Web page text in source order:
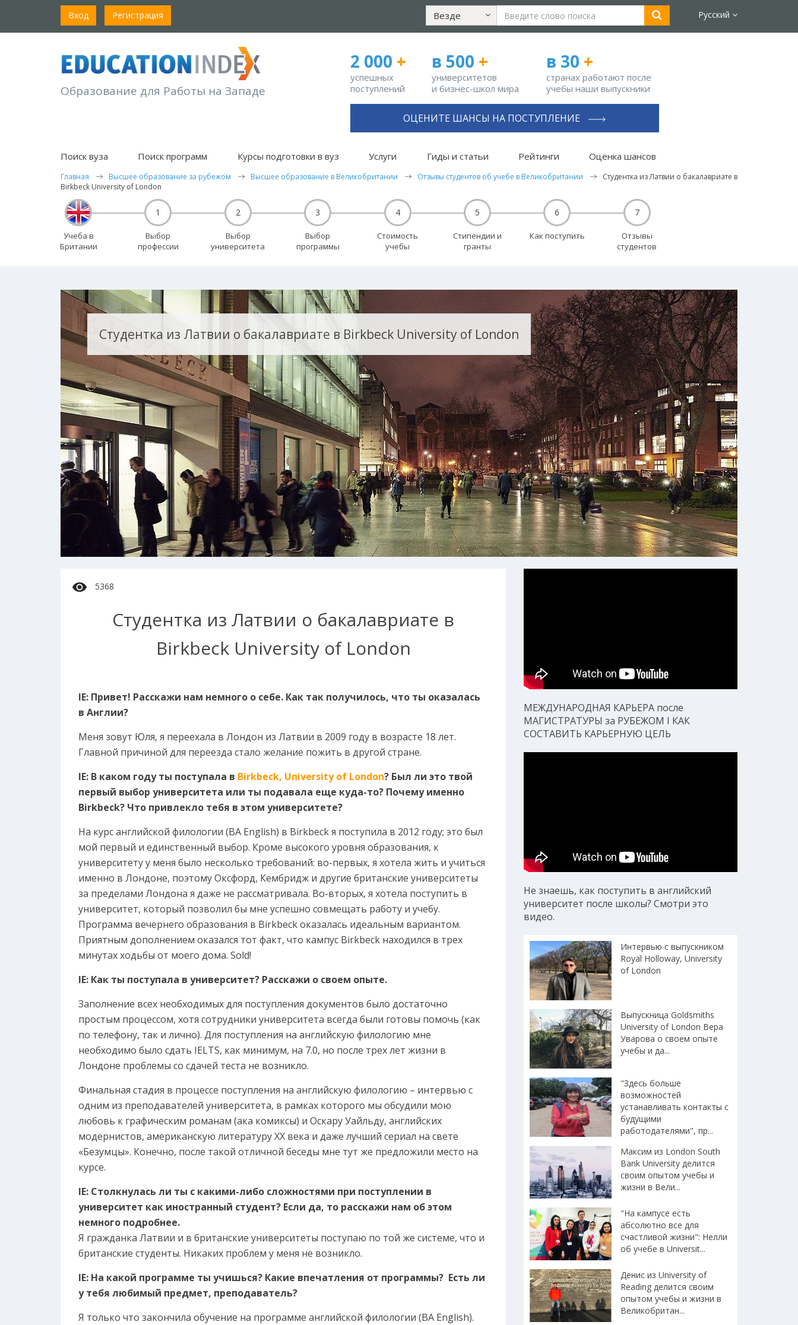
Вход Регистрация Везде Русский
Образование для Работы на Западе
2 000 +
успешных
поступлений
в 500 +
университетов
и бизнес-школ мира
в 30 +
странах работают после
учебы наши выпускники
ОЦЕНИТЕ ШАНСЫ НА ПОСТУПЛЕНИЕ
Поиск вуза Поиск программ Курсы подготовки в вуз Услуги Гиды и статьи Рейтинги Оценка шансов
Главная Высшее образование за рубежом Высшее образование в Великобритании Отзывы студентов об учебе в Великобритании
Студентка из Латвии о бакалавриате в
Birkbeck University of London
Учеба в
Британии
1
Выбор
профессии
2
Выбор
университета
3
Выбор
программы
4
Стоимость
учебы
5
Стипендии и
гранты
6
Как поступить
7
Отзывы
студентов
Студентка из Латвии о бакалавриате в Birkbeck University of London
5368
Студентка из Латвии о бакалавриате в
Birkbeck University of London
IE: Привет! Расскажи нам немного о себе. Как так получилось, что ты оказалась
в Англии?
Меня зовут Юля, я переехала в Лондон из Латвии в 2009 году в возрасте 18 лет.
Главной причиной для переезда стало желание пожить в другой стране.
IE: В каком году ты поступала в Birkbeck, University of London? Был ли это твой
первый выбор университета или ты подавала еще куда-то? Почему именно
Birkbeck? Что привлекло тебя в этом университете?
На курс английской филологии (BA English) в Birkbeck я поступила в 2012 году; это был
мой первый и единственный выбор. Кроме высокого уровня образования, к
университету у меня было несколько требований: во-первых, я хотела жить и учиться
именно в Лондоне, поэтому Оксфорд, Кембридж и другие британские университеты
за пределами Лондона я даже не рассматривала. Во-вторых, я хотела поступить в
университет, который позволил бы мне успешно совмещать работу и учебу.
Программа вечернего образования в Birkbeck оказалась идеальным вариантом.
Приятным дополнением оказался тот факт, что кампус Birkbeck находился в трех
минутах ходьбы от моего дома. Sold!
IE: Как ты поступала в университет? Расскажи о своем опыте.
Заполнение всех необходимых для поступления документов было достаточно
простым процессом, хотя сотрудники университета всегда были готовы помочь (как
по телефону, так и лично). Для поступления на английскую филологию мне
необходимо было сдать IELTS, как минимум, на 7.0, но после трех лет жизни в
Лондоне проблемы со сдачей теста не возникло.
Финальная стадия в процессе поступления на английскую филологию – интервью с
одним из преподавателей университета, в рамках которого мы обсудили мою
любовь к графическим романам (ака комиксы) и Оскару Уайльду, английских
модернистов, американскую литературу ХХ века и даже лучший сериал на свете
«Безумцы». Конечно, после такой отличной беседы мне тут же предложили место на
курсе.
IE: Столкнулась ли ты с какими-либо сложностями при поступлении в
университет как иностранный студент? Если да, то расскажи нам об этом
немного подробнее.
Я гражданка Латвии и в британские университеты поступаю по той же системе, что и
британские студенты. Никаких проблем у меня не возникло.
IE: На какой программе ты учишься? Какие впечатления от программы? Есть ли
у тебя любимый предмет, преподаватель?
Я только что закончила обучение на программе английской филологии (BA English).
МЕЖДУНАРОДНАЯ КАРЬЕРА после
МАГИСТРАТУРЫ за РУБЕЖОМ I КАК
СОСТАВИТЬ КАРЬЕРНУЮ ЦЕЛЬ
Не знаешь, как поступить в английский
университет после школы? Смотри это
видео.
Интервью с выпускником
Royal Holloway, University
of London
Выпускница Goldsmiths
University of London Вера
Уварова о своем опыте
учебы и да...
"Здесь больше
возможностей
устанавливать контакты с
будущими
работодателями", пр...
Максим из London South
Bank University делится
своим опытом учебы и
жизни в Вели...
"На кампусе есть
абсолютно все для
счастливой жизни": Нелли
об учебе в Universit...
Денис из University of
Reading делится своим
опытом учебы и жизни в
Великобритан...